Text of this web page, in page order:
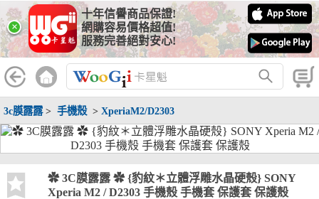
×
十年信譽商品保證!
網購容易價格超值!
服務完善絕對安心!
3c膜露露> 手機殼> XperiaM2/D2303
✿ 3C膜露露 ✿ {豹紋＊立體浮雕水晶硬殼} SONY
Xperia M2 / D2303 手機殼 手機套 保護套 保護殼
線上分期銀行
WooGii 與 綠界 合作，『信用卡分期付款』 與 『信用卡零利率
分期付款』 的配合銀行如下：
分期期數 提供分期之銀行
兆豐銀行、合作金庫、第一銀行、華南銀行、
彰化銀行、上海銀行、富邦銀行、國泰世華、
台灣企銀、台中銀行、匯豐銀行、華泰銀行、
銀、元大銀行、永豐銀行、玉山銀行、凱基銀
行、星展銀行、台新銀行、安泰銀行、中國信